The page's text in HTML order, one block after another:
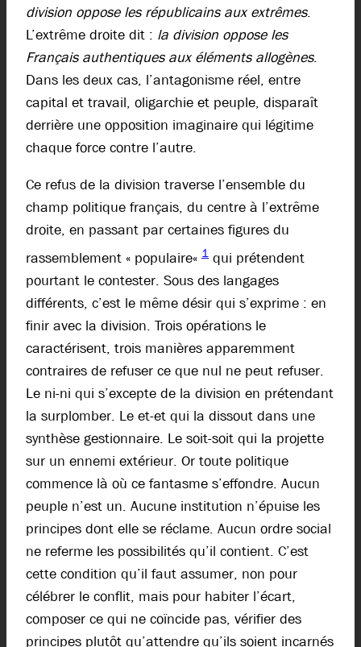
division oppose les républicains aux extrêmes.
L’extrême droite dit : la division oppose les
Français authentiques aux éléments allogènes.
Dans les deux cas, l’antagonisme réel, entre
capital et travail, oligarchie et peuple, disparaît
derrière une opposition imaginaire qui légitime
chaque force contre l’autre.
Ce refus de la division traverse l’ensemble du
champ politique français, du centre à l’extrême
droite, en passant par certaines figures du
rassemblement « populaire« 1 qui prétendent
pourtant le contester. Sous des langages
différents, c’est le même désir qui s’exprime : en
finir avec la division. Trois opérations le
caractérisent, trois manières apparemment
contraires de refuser ce que nul ne peut refuser.
Le ni-ni qui s’excepte de la division en prétendant
la surplomber. Le et-et qui la dissout dans une
synthèse gestionnaire. Le soit-soit qui la projette
sur un ennemi extérieur. Or toute politique
commence là où ce fantasme s’effondre. Aucun
peuple n’est un. Aucune institution n’épuise les
principes dont elle se réclame. Aucun ordre social
ne referme les possibilités qu’il contient. C’est
cette condition qu’il faut assumer, non pour
célébrer le conflit, mais pour habiter l’écart,
composer ce qui ne coïncide pas, vérifier des
principes plutôt qu’attendre qu’ils soient incarnés